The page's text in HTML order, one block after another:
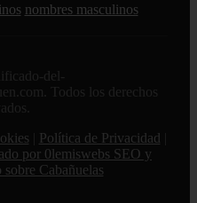
nombres masculinos
del-
Todos los derechos
Política de Privacidad
por 0lemiswebs SEO y
sobre Cabañuelas